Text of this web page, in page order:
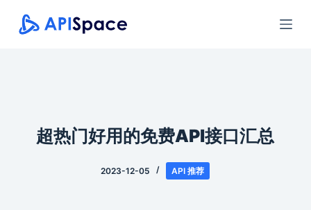
跳
过
超热门好用的免费API接口汇总
2023-12-05 API 推荐